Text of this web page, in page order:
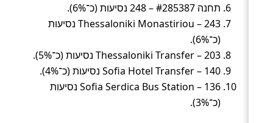
תחנה #285387 – 248 נסיעות (כ־6%).
Thessaloniki Monastiriou – 243 נסיעות
(כ־6%).
Thessaloniki Transfer – 203 נסיעות (כ־5%).
Sofia Hotel Transfer – 140 נסיעות (כ־4%).
Sofia Serdica Bus Station – 136 נסיעות
(כ־3%).